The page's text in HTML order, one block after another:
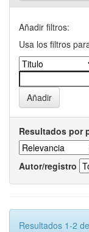
Añadir filtros:
Usa los filtros
Resultados por
Autor/registro
Resultados 1-2